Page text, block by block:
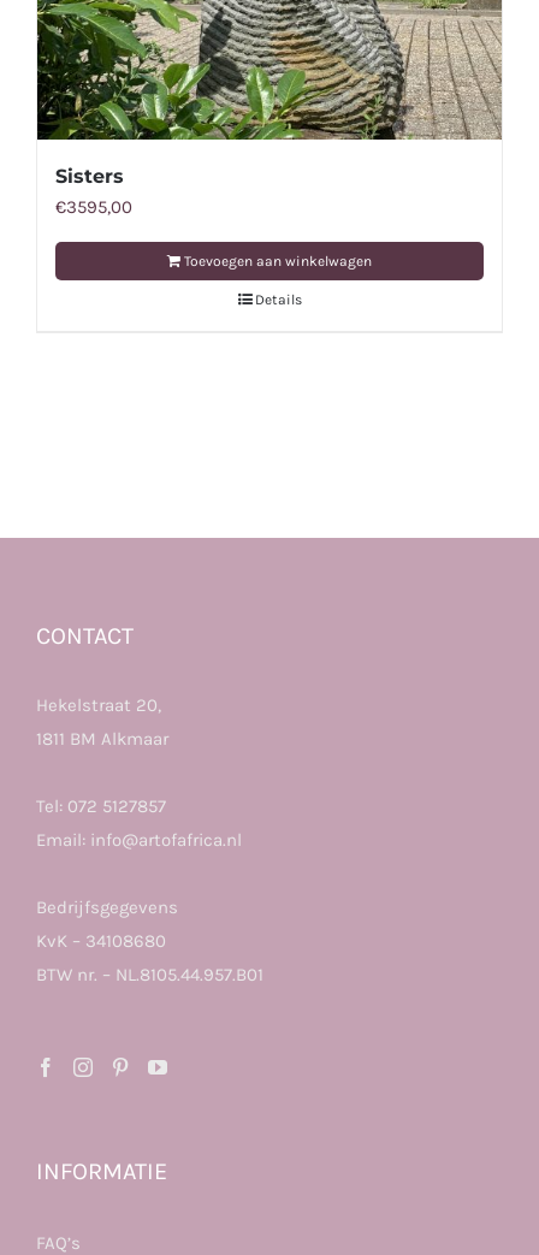
Sisters
€3595,00
Toevoegen aan winkelwagen
Details
CONTACT
Hekelstraat 20,
1811 BM Alkmaar
Tel: 072 5127857
Email: info@artofafrica.nl
Bedrijfsgegevens
KvK – 34108680
BTW nr. – NL.8105.44.957.B01
INFORMATIE
FAQ’s